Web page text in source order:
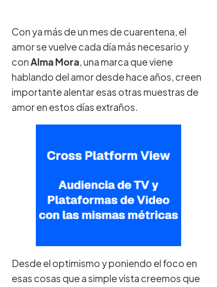
Con ya más de un mes de cuarentena, el
amor se vuelve cada día más necesario y
con Alma Mora, una marca que viene
hablando del amor desde hace años, creen
importante alentar esas otras muestras de
amor en estos días extraños.
Desde el optimismo y poniendo el foco en
esas cosas que a simple vista creemos que